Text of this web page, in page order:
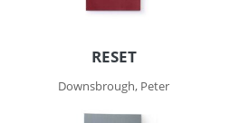
RESET
Downsbrough, Peter